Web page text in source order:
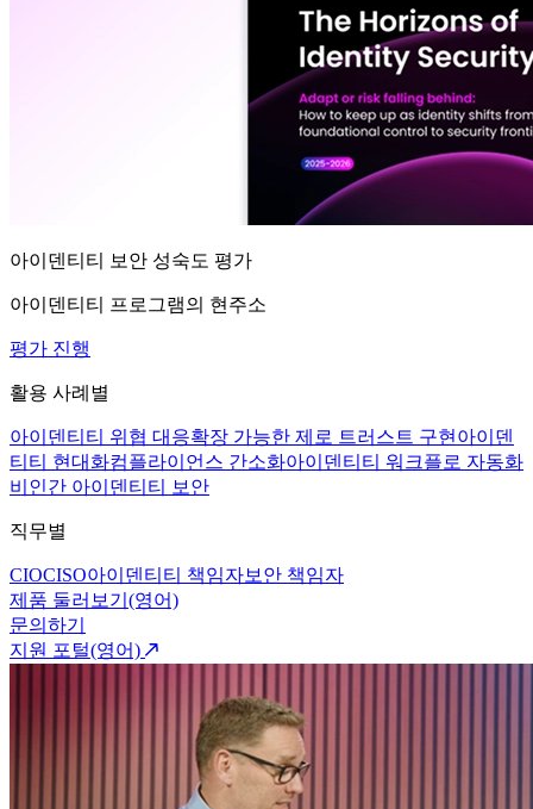
아이덴티티 보안 성숙도 평가
아이덴티티 프로그램의 현주소
평가 진행
활용 사례별
아이덴티티 위협 대응확장 가능한 제로 트러스트 구현 아이덴
티티 현대화컴플라이언스 간소화아이덴티티 워크플로 자동화
비인간 아이덴티티 보안
직무별
CIOCISO아이덴티티 책임자보안 책임자
제품 둘러보기(영어)
문의하기
지원 포털(영어)